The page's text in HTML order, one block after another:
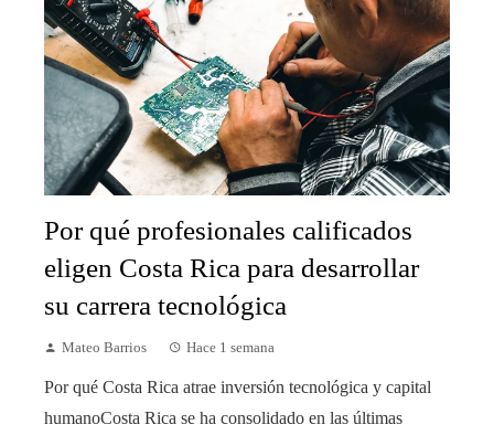
Por qué profesionales calificados
eligen Costa Rica para desarrollar
su carrera tecnológica
Mateo Barrios Hace 1 semana
Por qué Costa Rica atrae inversión tecnológica y capital
humanoCosta Rica se ha consolidado en las últimas